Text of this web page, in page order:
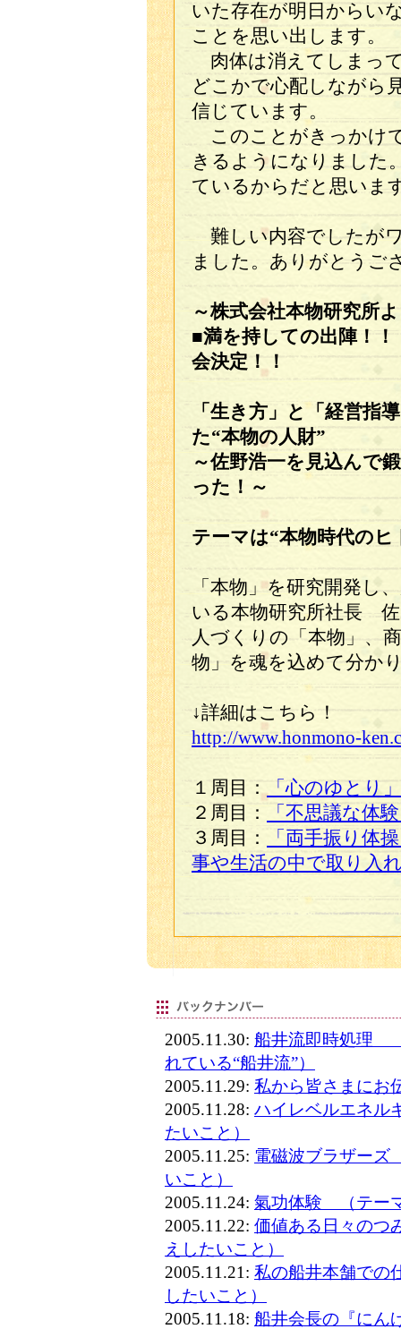
いた存在が明日からい
ことを思い出します。
肉体は消えてしまっ
どこかで心配しながら
信じています。
このことがきっかけ
きるようになりました
ているからだと思いま
難しい内容でしたが
ました。ありがとうご
～株式会社本物研究所
■満を持しての出陣！
会決定！！
「生き方」と「経営指
た“本物の人財”
～佐野浩一を見込んで
った！～
テーマは“本物時代のヒ
「本物」を研究開発し
いる本物研究所社長
人づくりの「本物」、
物」を魂を込めて分か
↓詳細はこちら！
http://www.honmono-
１周目：
「心のゆとり」
２周目：
「不思議な体
３周目：
「両手振り体
事や生活の中で取り入
2005.11.30: 船井流即時処理
れている“船井流”）
2005.11.29: 私から皆さまにお
2005.11.28: ハイレベルエネル
たいこと）
2005.11.25: 電磁波ブラザー
いこと）
2005.11.24: 氣功体験 （テー
2005.11.22: 価値ある日々のつ
えしたいこと）
2005.11.21: 私の船井本舗での
したいこと）
2005.11.18: 船井会長の『にん